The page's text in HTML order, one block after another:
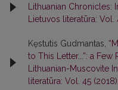
Lithuanian Chronicles:
Lietuvos literatūra:
Kęstutis Gudmantas,
to This Letter...”: a
Lithuanian-Muscovite
literatūra: Vol. 45